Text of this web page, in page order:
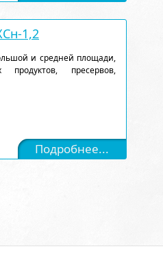
1,2
и средней площади,
пресервов,
Подробнее...